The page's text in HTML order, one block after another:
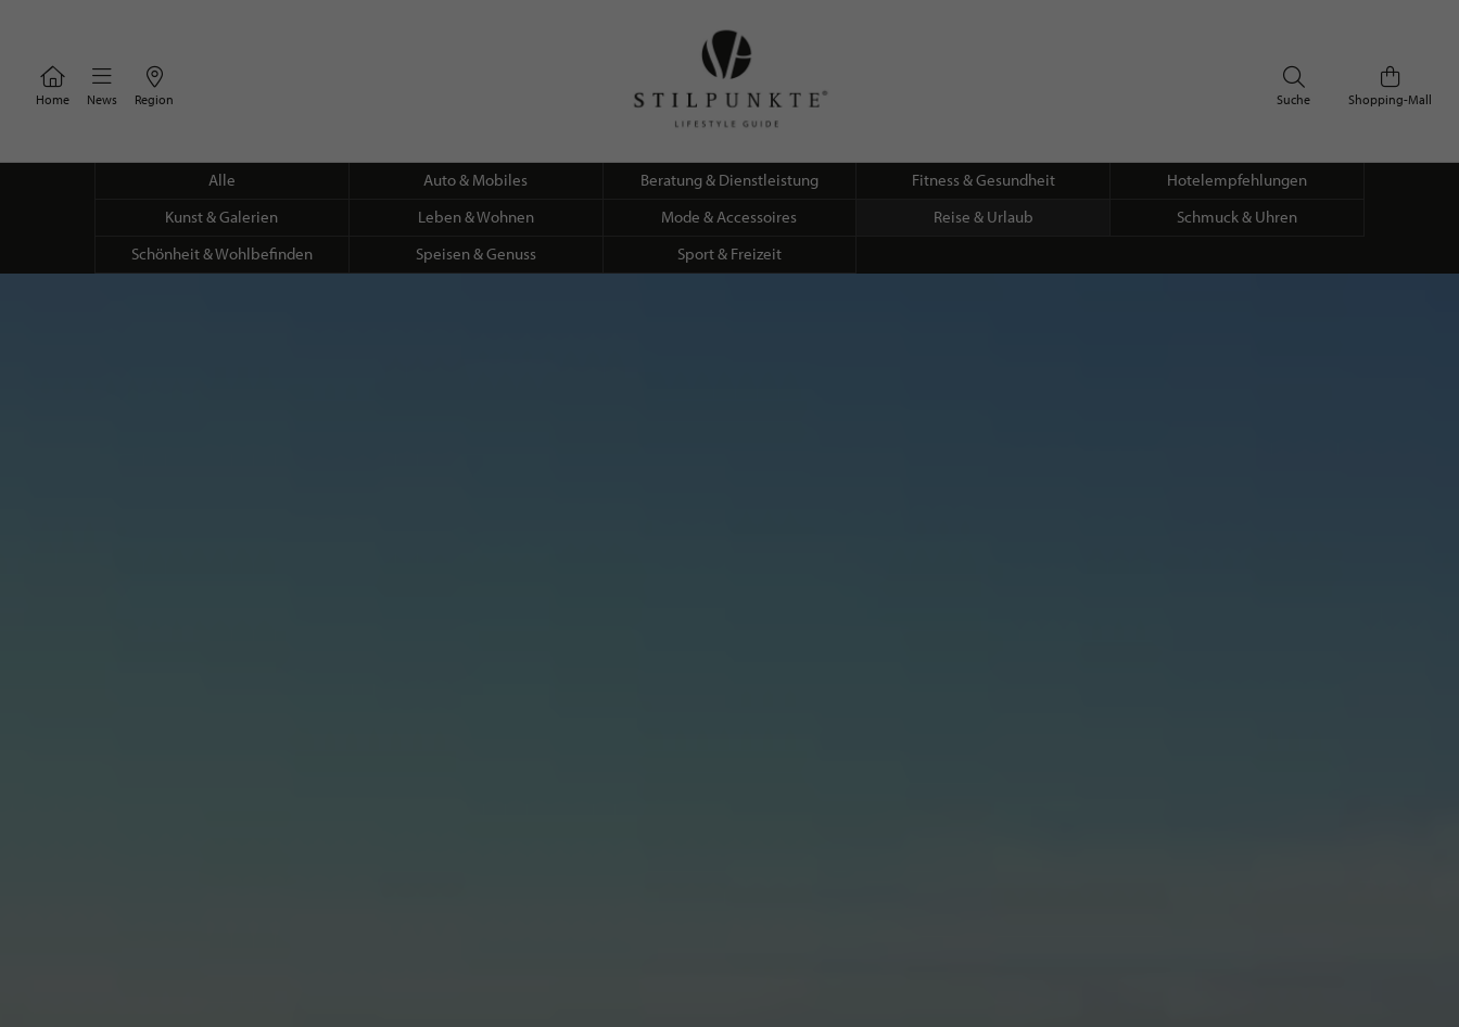
Home News Region Shopping-Mall
Suche
Alle Auto & Mobiles Beratung & Dienstleistung Fitness & Gesundheit
Hotelempfehlungen
Kunst & Galerien
Leben & Wohnen Mode & Accessoires Reise & Urlaub
Schmuck & Uhren
Schönheit & Wohlbefinden
Speisen & Genuss Sport & Freizeit